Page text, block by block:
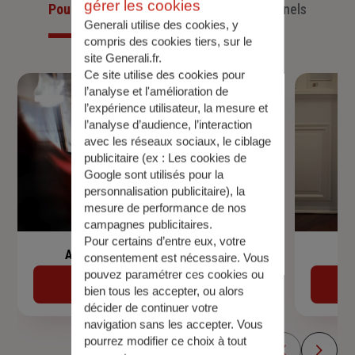
Pour les particuliersPour les professionnels
Assurance de prêt immobilier
Découvrir
gérer les cookies
Generali utilise des cookies, y
compris des cookies tiers, sur le
site Generali.fr.
Ce site utilise des cookies pour
l’analyse et l'amélioration de
l’expérience utilisateur, la mesure et
l’analyse d’audience, l’interaction
avec les réseaux sociaux, le ciblage
publicitaire (ex : Les cookies de
Google sont utilisés pour la
personnalisation publicitaire), la
mesure de performance de nos
campagnes publicitaires.
Pour certains d’entre eux, votre
consentement est nécessaire. Vous
pouvez paramétrer ces cookies ou
bien tous les accepter, ou alors
décider de continuer votre
navigation sans les accepter. Vous
pourrez modifier ce choix à tout